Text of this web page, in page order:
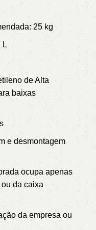
25 kg
L
de Alta
baixas
e desmontagem
ocupa apenas
da caixa
da empresa ou